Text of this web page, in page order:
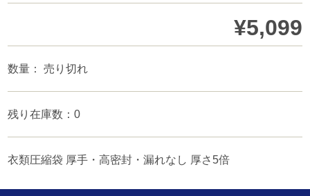
¥5,099
数量： 売り切れ
残り在庫数：0
衣類圧縮袋 厚手・高密封・漏れなし 厚さ5倍